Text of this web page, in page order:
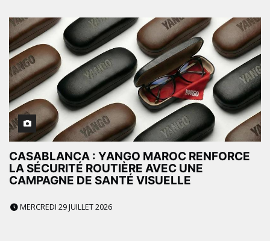
CASABLANCA : YANGO MAROC RENFORCE
LA SÉCURITÉ ROUTIÈRE AVEC UNE
CAMPAGNE DE SANTÉ VISUELLE
MERCREDI 29 JUILLET 2026